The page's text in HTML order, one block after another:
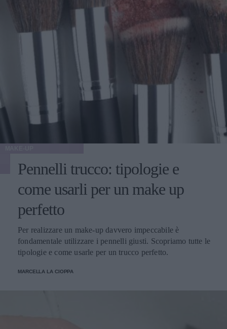
Pennelli trucco: tipologie e
come usarli per un make up
perfetto
Per realizzare un make-up davvero impeccabile è
fondamentale utilizzare i pennelli giusti. Scopriamo tutte le
tipologie e come usarle per un trucco perfetto.
MARCELLA LA CIOPPA